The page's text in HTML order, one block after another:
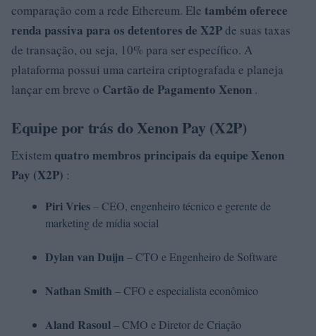
comparação com a rede Ethereum. Ele também oferece
renda passiva para os detentores de X2Pde suas taxas
de transação, ou seja, 10% para ser específico. A
plataforma possui uma carteira criptografada e planeja
lançar em breve o Cartão de Pagamento Xenon .
Equipe por trás do Xenon Pay (X2P)
Existem quatro membros principais da equipe Xenon
Pay (X2P) :
Piri Vries– CEO, engenheiro técnico e gerente de
marketing de mídia social
Dylan van Duijn – CTO e Engenheiro de Software
Nathan Smith – CFO e especialista econômico
Aland Rasoul– CMO e Diretor de Criação